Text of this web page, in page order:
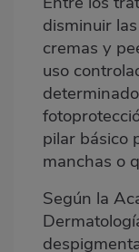
disminuir
cremas y
uso
pilar básico
manchas o
Según la